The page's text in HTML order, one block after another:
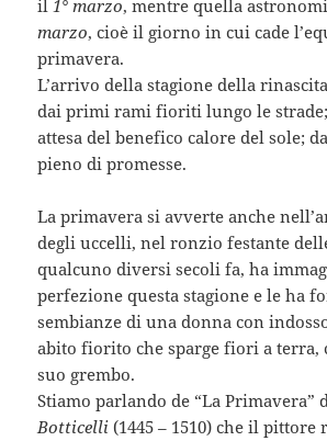
il1° marzo, mentre quella
marzo, cioè il giorno in cui cade
primavera.
L’arrivo della stagione della
dai primi rami fioriti lungo le
attesa del benefico calore del sole;
pieno di promesse.
La primavera si avverte anche
degli uccelli, nel ronzio festante
qualcuno diversi secoli fa, ha
perfezione questa stagione e le ha
sembianze di una donna con
abito fiorito che sparge fiori a terra,
suo grembo.
Stiamo parlando de “La Primavera”
Botticelli (1445 – 1510) che il